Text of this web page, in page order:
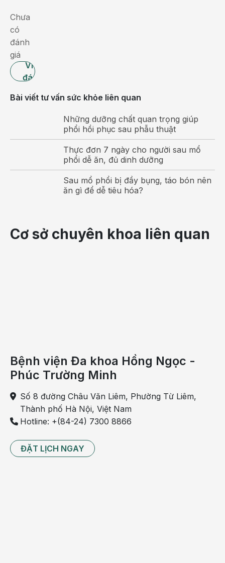
Chưa
có
đánh
giá
Viết
đánh
Bài viết tư vấn sức khỏe liên quan
Những dưỡng chất quan trọng giúp
phổi hồi phục sau phẫu thuật
Thực đơn 7 ngày cho người sau mổ
phổi dễ ăn, đủ dinh dưỡng
Sau mổ phổi bị đầy bụng, táo bón nên
ăn gì để dễ tiêu hóa?
Cơ sở chuyên khoa liên quan
Bệnh viện Đa khoa Hồng Ngọc -
Phúc Trường Minh
Số 8 đường Châu Văn Liêm, Phường Từ Liêm,
Thành phố Hà Nội, Việt Nam
Hotline: +(84-24) 7300 8866
ĐẶT LỊCH NGAY